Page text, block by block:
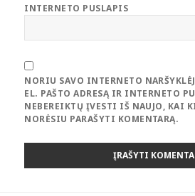
INTERNETO PUSLAPIS
NORIU SAVO INTERNETO
EL. PAŠTO ADRESĄ IR INTERNETO
NEBEREIKTŲ ĮVESTI IŠ NAUJO, KAI
NORĖSIU PARAŠYTI KOMENTARĄ.